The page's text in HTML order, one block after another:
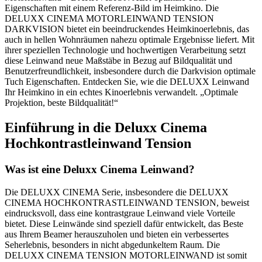
Eigenschaften mit einem Referenz-Bild im Heimkino. Die
DELUXX CINEMA MOTORLEINWAND TENSION
DARKVISION bietet ein beeindruckendes Heimkinoerlebnis, das
auch in hellen Wohnräumen nahezu optimale Ergebnisse liefert. Mit
ihrer speziellen Technologie und hochwertigen Verarbeitung setzt
diese Leinwand neue Maßstäbe in Bezug auf Bildqualität und
Benutzerfreundlichkeit, insbesondere durch die Darkvision optimale
Tuch Eigenschaften. Entdecken Sie, wie die DELUXX Leinwand
Ihr Heimkino in ein echtes Kinoerlebnis verwandelt. „Optimale
Projektion, beste Bildqualität!“
Einführung in die Deluxx Cinema
Hochkontrastleinwand Tension
Was ist eine Deluxx Cinema Leinwand?
Die DELUXX CINEMA Serie, insbesondere die DELUXX
CINEMA HOCHKONTRASTLEINWAND TENSION, beweist
eindrucksvoll, dass eine kontrastgraue Leinwand viele Vorteile
bietet. Diese Leinwände sind speziell dafür entwickelt, das Beste
aus Ihrem Beamer herauszuholen und bieten ein verbessertes
Seherlebnis, besonders in nicht abgedunkeltem Raum. Die
DELUXX CINEMA TENSION MOTORLEINWAND ist somit